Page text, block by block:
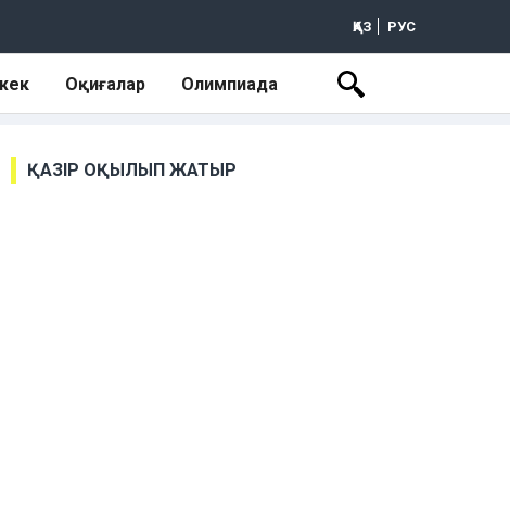
ҚАЗ РУС
Оқиғалар Олимпиада
ҚАЗІР ОҚЫЛЫП ЖАТЫР